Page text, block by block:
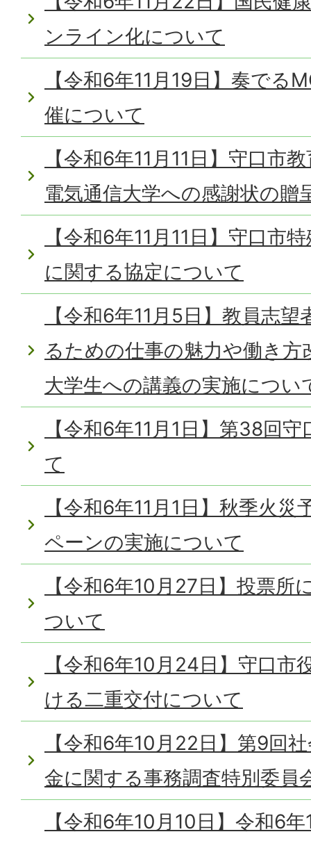
ンライン化について
【令和6年11月19日】奏でる
催について
【令和6年11月11日】守口市
電気通信大学への感謝状の贈
【令和6年11月11日】守口市
に関する協定について
【令和6年11月5日】教員志
るための仕事の魅力や働き方
大学生への講義の実施につい
【令和6年11月1日】第38回
て
【令和6年11月1日】秋季火
ペーンの実施について
【令和6年10月27日】投票所
ついて
【令和6年10月24日】守口市
ける二重交付について
【令和6年10月22日】第9回
金に関する事務調査特別委員
【令和6年10月10日】令和6